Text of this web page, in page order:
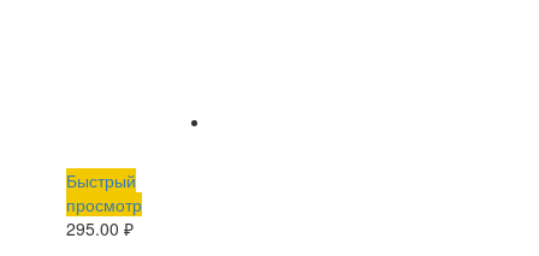
Быстрый
просмотр
295.00 ₽